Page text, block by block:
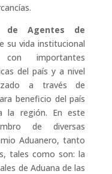
de Agentes de
su vida institucional
importantes
del país y a nivel
a través de
beneficio del país
la región. En este
de diversas
Aduanero, tanto
tales como son: la
de Aduana de las